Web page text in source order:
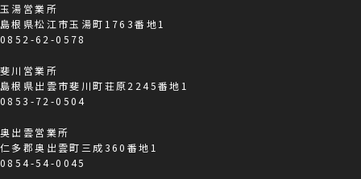
玉湯営業所
島根県松江市玉湯町1763番地1
0852-62-0578
斐川営業所
島根県出雲市斐川町荘原2245番地1
0853-72-0504
奥出雲営業所
仁多郡奥出雲町三成360番地1
0854-54-0045